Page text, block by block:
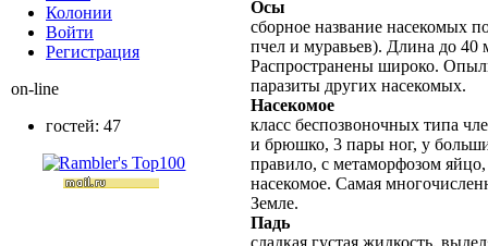
Осы
сборное название насекомых
пчел и муравьев). Длина до
Распространены широко.
паразиты других насекомых.
Насекомое
класс беспозвоночных типа
и брюшко, 3 пары ног, у
правило, с метаморфозом
насекомое. Самая
Земле.
Падь
Колонии
Войти
Peгиcтpaция
on-line
гостей: 47